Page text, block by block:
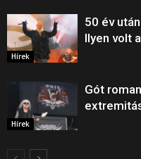
Hírek
50 év
Ilyen volt
Hírek
Gót